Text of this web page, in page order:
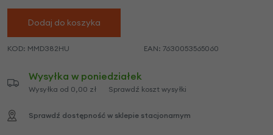
Dodaj do koszyka
KOD: MMD382HU EAN: 7630053565060
Wysyłka w poniedziałek
Wysyłka od 0,00 zł Sprawdź koszt wysyłki
Sprawdź dostępność w sklepie stacjonarnym